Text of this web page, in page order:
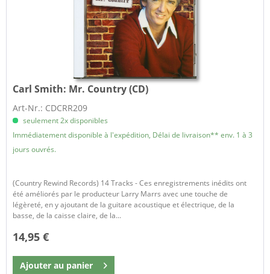
Carl Smith: Mr. Country (CD)
Art-Nr.: CDCRR209
seulement 2x disponibles
Immédiatement disponible à l'expédition, Délai de livraison** env. 1 à 3
jours ouvrés.
(Country Rewind Records) 14 Tracks - Ces enregistrements inédits ont
été améliorés par le producteur Larry Marrs avec une touche de
légèreté, en y ajoutant de la guitare acoustique et électrique, de la
basse, de la caisse claire, de la...
14,95 €
Ajouter au panier